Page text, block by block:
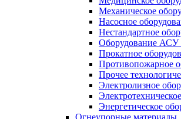
Механическое
Насосное
Нестандартное
Оборудование АСУ
Прокатное
Противопожарное
Прочее
Электролизное
Энергетическое
Огнеупорные материалы